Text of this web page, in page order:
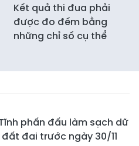
Kết quả thi đua phải
được đo đếm bằng
những chỉ số cụ thể
phấn đấu làm sạch dữ
đất đai trước ngày 30/11